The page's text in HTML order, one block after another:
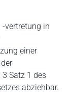
-vertretung in
einer
Satz 1 des
abziehbar.